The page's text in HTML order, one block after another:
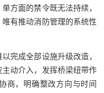
方面的禁令既无法持续，
有推动消防管理的系统性
成全部设施升级改造，
动介入，发挥桥梁纽带作
商，明确整改方向与时间